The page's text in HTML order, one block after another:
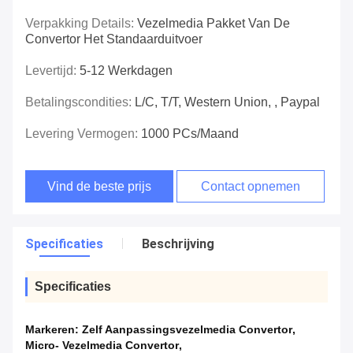
Verpakking Details: Vezelmedia Pakket Van De
Convertor Het Standaarduitvoer
Levertijd: 5-12 Werkdagen
Betalingscondities: L/C, T/T, Western Union, , Paypal
Levering Vermogen: 1000 PCs/maand
Vind de beste prijs Contact opnemen
Specificaties Beschrijving
Specificaties
Markeren: Zelf Aanpassingsvezelmedia Convertor,
Micro- Vezelmedia Convertor,